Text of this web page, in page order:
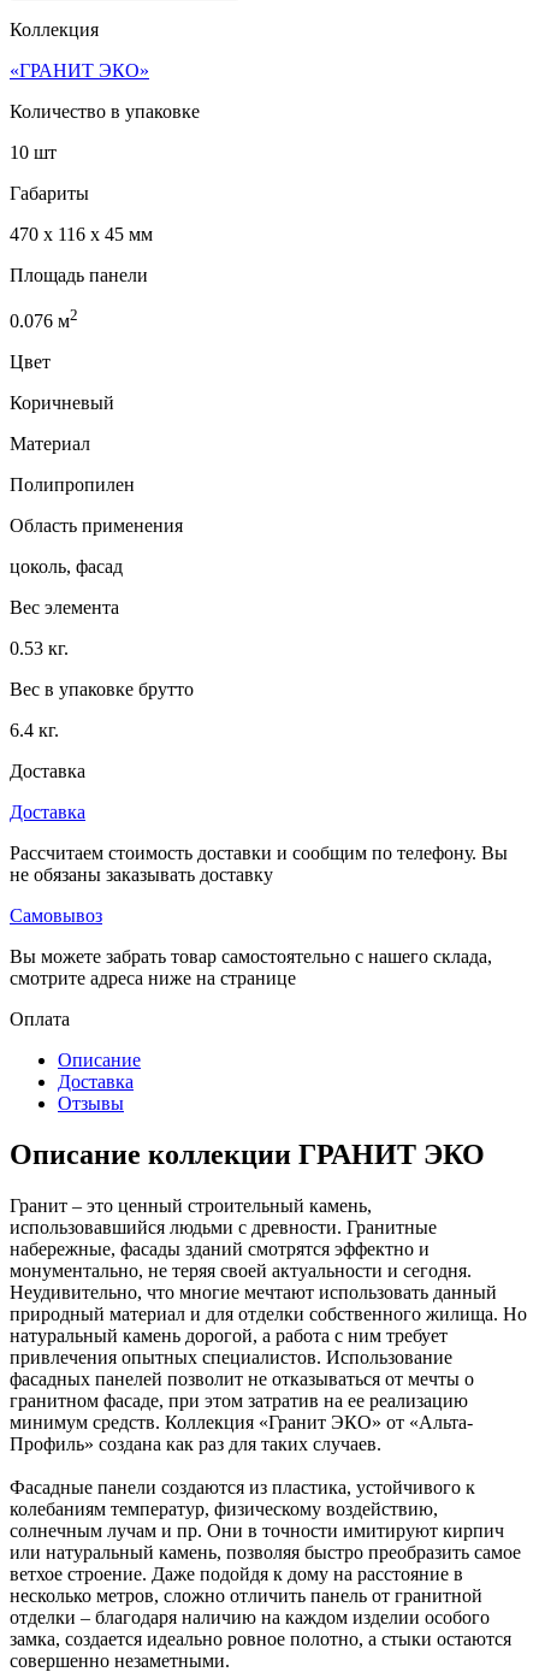
Коллекция
«ГРАНИТ ЭКО»
Количество в упаковке
10 шт
Габариты
470 x 116 x 45 мм
Площадь панели
0.076 м2
Цвет
Коричневый
Материал
Полипропилен
Область применения
цоколь, фасад
Вес элемента
0.53 кг.
Вес в упаковке брутто
6.4 кг.
Доставка
Доставка
Рассчитаем стоимость доставки и сообщим по телефону. Вы
не обязаны заказывать доставку
Самовывоз
Вы можете забрать товар самостоятельно с нашего склада,
смотрите адреса ниже на странице
Оплата
Описание
Доставка
Отзывы
Описание коллекции ГРАНИТ ЭКО
Гранит – это ценный строительный камень,
использовавшийся людьми с древности. Гранитные
набережные, фасады зданий смотрятся эффектно и
монументально, не теряя своей актуальности и сегодня.
Неудивительно, что многие мечтают использовать данный
природный материал и для отделки собственного жилища. Но
натуральный камень дорогой, а работа с ним требует
привлечения опытных специалистов. Использование
фасадных панелей позволит не отказываться от мечты о
гранитном фасаде, при этом затратив на ее реализацию
минимум средств. Коллекция «Гранит ЭКО» от «Альта-
Профиль» создана как раз для таких случаев.
Фасадные панели создаются из пластика, устойчивого к
колебаниям температур, физическому воздействию,
солнечным лучам и пр. Они в точности имитируют кирпич
или натуральный камень, позволяя быстро преобразить самое
ветхое строение. Даже подойдя к дому на расстояние в
несколько метров, сложно отличить панель от гранитной
отделки – благодаря наличию на каждом изделии особого
замка, создается идеально ровное полотно, а стыки остаются
совершенно незаметными.